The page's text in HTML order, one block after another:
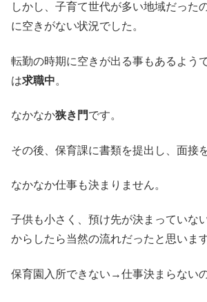
しかし、子育て世代が多い地域だった
に空きがない状況でした。
転勤の時期に空きが出る事もあるよう
は求職中。
なかなか狭き門です。
その後、保育課に書類を提出し、面接
なかなか仕事も決まりません。
子供も小さく、預け先が決まっていな
からしたら当然の流れだったと思いま
保育園入所できない→仕事決まらない